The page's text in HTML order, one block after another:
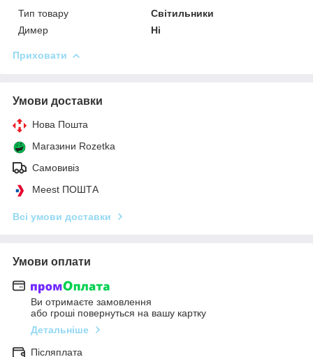
Тип товару
Світильники
Димер
Ні
Приховати
Умови доставки
Нова Пошта
Магазини Rozetka
Самовивіз
Meest ПОШТА
Всі умови доставки
Умови оплати
Ви отримаєте замовлення
або гроші повернуться на вашу картку
Детальніше
Післяплата